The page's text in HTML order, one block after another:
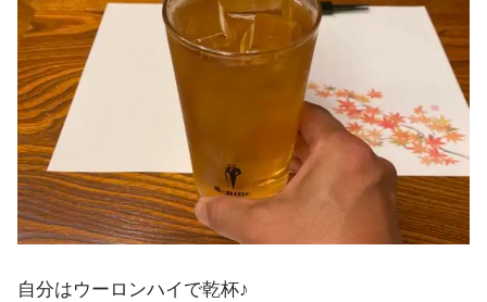
自分はウーロンハイで乾杯♪